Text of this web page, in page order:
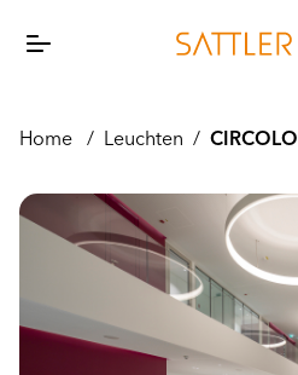
Home / Leuchten / CIRCOLO